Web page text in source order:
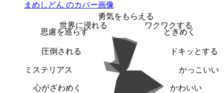
勇気をもらえる
ワクワクする
ときめく
ドキッとする
かっこいい
かわいい
心がざわめく
ミステリアス
圧倒される
思慮を巡らす
世界に浸れる